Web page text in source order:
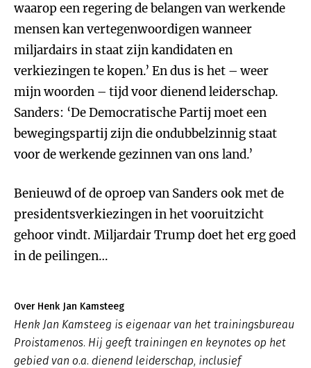
waarop een regering de belangen van werkende
mensen kan vertegenwoordigen wanneer
miljardairs in staat zijn kandidaten en
verkiezingen te kopen.’ En dus is het – weer
mijn woorden – tijd voor dienend leiderschap.
Sanders: ‘De Democratische Partij moet een
bewegingspartij zijn die ondubbelzinnig staat
voor de werkende gezinnen van ons land.’
Benieuwd of de oproep van Sanders ook met de
presidentsverkiezingen in het vooruitzicht
gehoor vindt. Miljardair Trump doet het erg goed
in de peilingen…
Over Henk Jan Kamsteeg
Henk Jan Kamsteeg is eigenaar van het trainingsbureau
Proistamenos. Hij geeft trainingen en keynotes op het
gebied van o.a. dienend leiderschap, inclusief